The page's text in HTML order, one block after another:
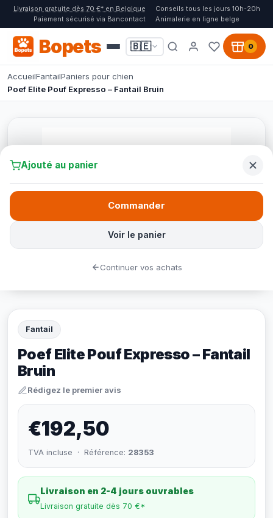
Livraison gratuite dès 70 €* en Belgique
Conseils tous les jours 10h-20h
Paiement sécurisé via Bancontact
Animalerie en ligne belge
Bopets 🇧🇪 0
AccueilFantailPaniers pour chien
Poef Elite Pouf Expresso – Fantail Bruin
Fantail
Poef Elite Pouf Expresso – Fantail
Bruin
Rédigez le premier avis
€192,50
TVA incluse · Référence: 28353
Livraison en 2-4 jours ouvrables
Livraison gratuite dès 70 €*
Ajouté au panier
Voir le panier
Commander
Continuer vos achats